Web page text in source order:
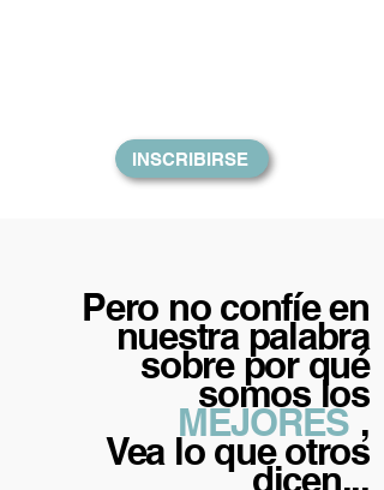
INSCRIBIRSE
Pero no confíe en
nuestra palabra
sobre por qué
somos los
MEJORES ,
Vea lo que otros
dicen...